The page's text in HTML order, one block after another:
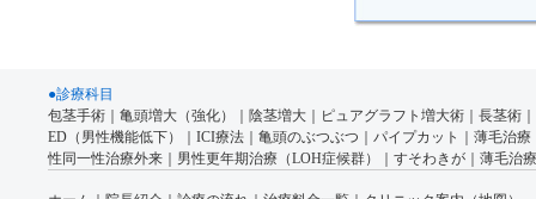
●診療科目
包茎手術
亀頭増大（強化） 陰茎増大 ピュアグラフト増大術 長茎術
ED（男性機能低下）
ICI療法 亀頭のぶつぶつ パイプカット
薄毛治療
性同一性治療外来
男性更年期治療（LOH症候群） すそわきが 薄毛治